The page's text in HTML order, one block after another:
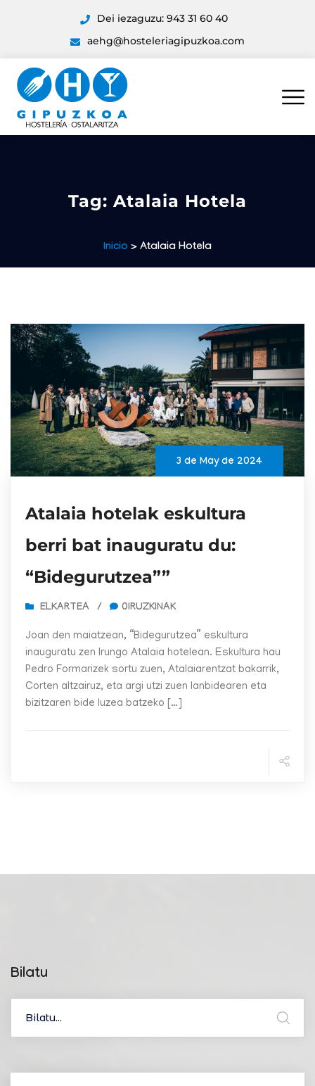
Dei iezaguzu: 943 31 60 40
aehg@hosteleriagipuzkoa.com
Tag: Atalaia Hotela
Inicio > Atalaia Hotela
3 de May de 2024
Atalaia hotelak eskultura
berri bat inauguratu du:
“Bidegurutzea””
ELKARTEA / 0IRUZKINAK
Joan den maiatzean, “Bidegurutzea” eskultura
inauguratu zen Irungo Atalaia hotelean. Eskultura hau
Pedro Formarizek sortu zuen, Atalaiarentzat bakarrik,
Corten altzairuz, eta argi utzi zuen lanbidearen eta
bizitzaren bide luzea batzeko […]
Bilatu